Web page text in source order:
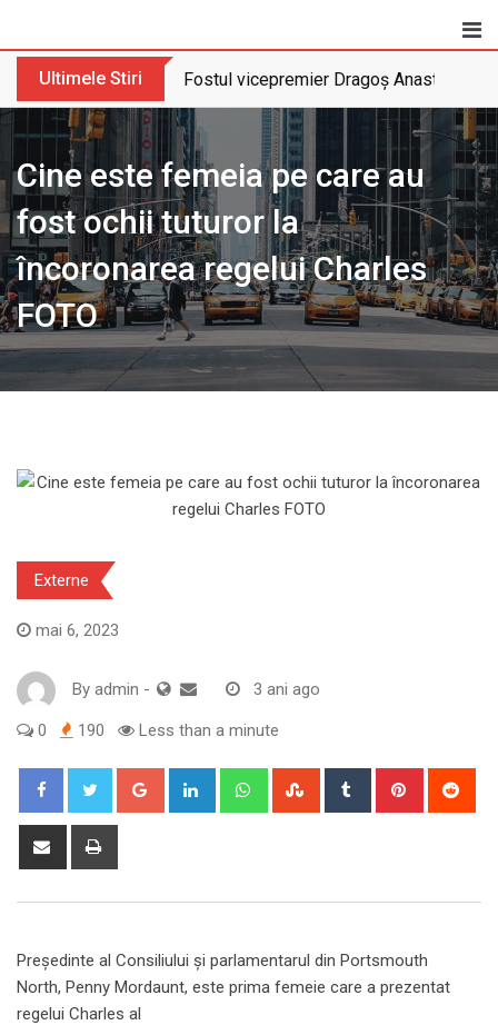
Ultimele Stiri Fostul vicepremier Dragoș Anastasiu
Cine este femeia pe care au
fost ochii tuturor la
încoronarea regelui Charles
FOTO
Externe
mai 6, 2023
By admin - 3 ani ago
0 190 Less than a minute
Google+ LinkedIn WhatsappStumbleUpon
Tumblr Pinterest
Share
Președinte al Consiliului și parlamentarul din Portsmouth
North, Penny Mordaunt, este prima femeie care a prezentat
regelui Charles al